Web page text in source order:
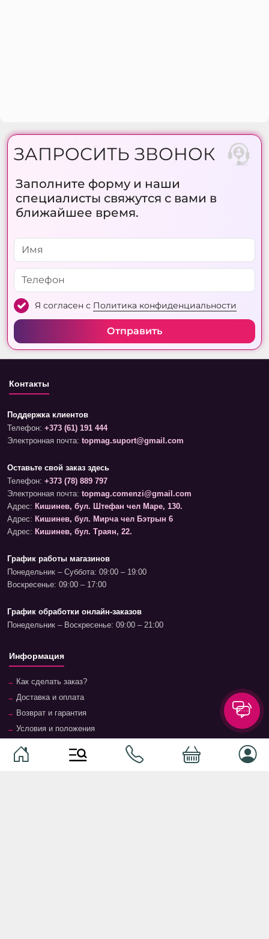
ЗАПРОСИТЬ ЗВОНОК
Заполните форму и наши
специалисты свяжутся с вами в
ближайшее время.
Я согласен с Политика конфиденциальности
Отправить
Контакты
Поддержка клиентов
Телефон: +373 (61) 191 444
Электронная почта: topmag.suport@gmail.com
Оставьте свой заказ здесь
Телефон: +373 (78) 889 797
Электронная почта: topmag.comenzi@gmail.com
Адрес: Кишинев, бул. Штефан чел Маре, 130.
Адрес: Кишинев, бул. Мирча чел Бэтрын 6
Адрес: Кишинев, бул. Траян, 22.
График работы магазинов
Понедельник – Суббота: 09:00 – 19:00
Воскресенье: 09:00 – 17:00
График обработки онлайн-заказов
Понедельник – Воскресенье: 09:00 – 21:00
Информация
Как сделать заказ?
Доставка и оплата
Возврат и гарантия
Условия и положения
Магазины